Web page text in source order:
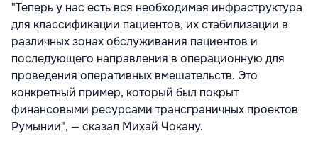
"Теперь у нас есть вся необходимая инфраструктура
для классификации пациентов, их стабилизации в
различных зонах обслуживания пациентов и
последующего направления в операционную для
проведения оперативных вмешательств. Это
конкретный пример, который был покрыт
финансовыми ресурсами трансграничных проектов
Румынии", — сказал Михай Чокану.